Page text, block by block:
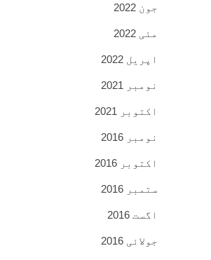
جون 2022
مئی 2022
اپریل 2022
نومبر 2021
اکتوبر 2021
نومبر 2016
اکتوبر 2016
ستمبر 2016
اگست 2016
جولائی 2016